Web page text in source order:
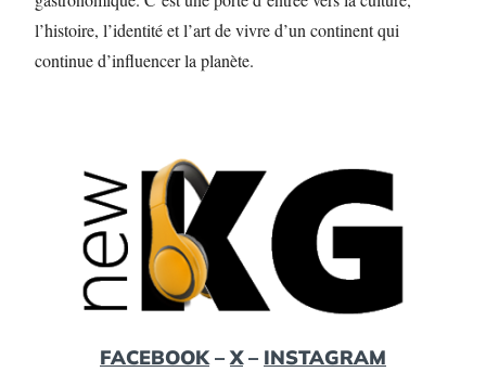
l’histoire, l’identité et l’art de vivre d’un continent qui
continue d’influencer la planète.
FACEBOOK–X– INSTAGRAM